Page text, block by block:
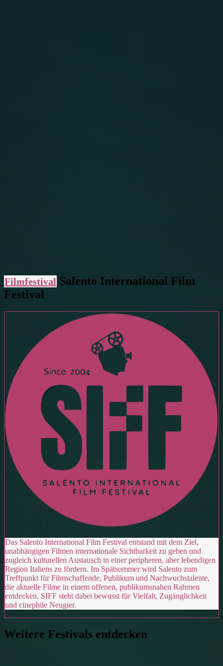
Filmfestival Salento International Film
Festival
Das Salento International Film Festival entstand mit dem Ziel,
unabhängigen Filmen internationale Sichtbarkeit zu geben und
zugleich kulturellen Austausch in einer peripheren, aber lebendigen
Region Italiens zu fördern. Im Spätsommer wird Salento zum
Treffpunkt für Filmschaffende, Publikum und Nachwuchstalente,
die aktuelle Filme in einem offenen, publikumsnahen Rahmen
entdecken. SIFF steht dabei bewusst für Vielfalt, Zugänglichkeit
und cinephile Neugier.
Weitere Festivals entdecken